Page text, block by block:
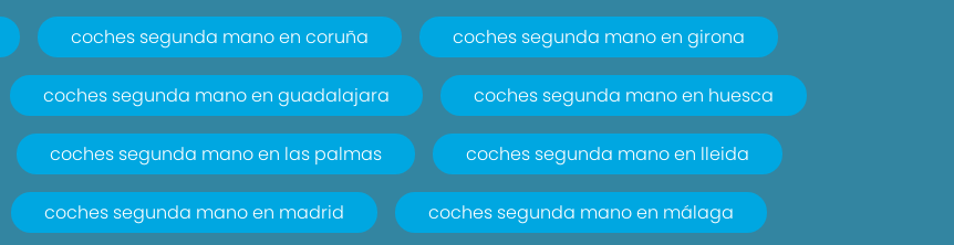
coches segunda mano en coruña coches segunda mano en girona
coches segunda mano en guadalajara coches segunda mano en huesca
coches segunda mano en las palmas coches segunda mano en lleida
coches segunda mano en madrid coches segunda mano en málaga